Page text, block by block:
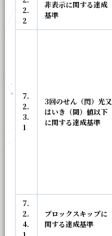
2.
2
非表示に関する達成
基準
7.
2.
3.
1
3回のせん（閃）光又
はいき（閾）値以下
に関する達成基準
7.
2.
4.
ブロックスキップに
関する達成基準